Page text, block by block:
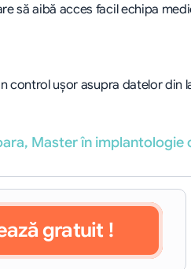
să aibă acces facil echipa
control uşor asupra datelor din
Master în implantologie
gratuit !